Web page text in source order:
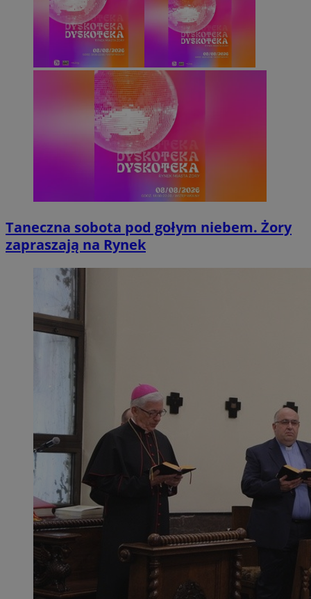
Taneczna sobota pod gołym niebem. Żory
zapraszają na Rynek